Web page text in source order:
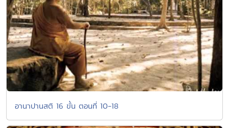
อานาปานสติ 16 ขั้น ตอนที่ 10-18